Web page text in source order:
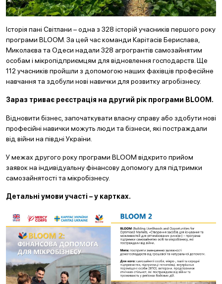
Історія пані Світлани – одна з 328 історій учасників першого року
програми BLOOM. За цей час команди Карітасів Берислава,
Миколаєва та Одеси надали 328 агрогрантів самозайнятим
особам і мікропідприємцям для відновлення господарств. Ще
112 учасників пройшли з допомогою наших фахівців професійне
навчання та здобули нові навички для розвитку агробізнесу.
Зараз триває реєстрація на другий рік програми BLOOM.
Відновити бізнес, започаткувати власну справу або здобути нові
професійні навички можуть люди та бізнеси, які постраждали
від війни на півдні України.
У межах другого року програми BLOOM відкрито прийом
заявок на індивідуальну фінансову допомогу для підтримки
самозайнятості та мікробізнесу.
Детальні умови участі – у картках.